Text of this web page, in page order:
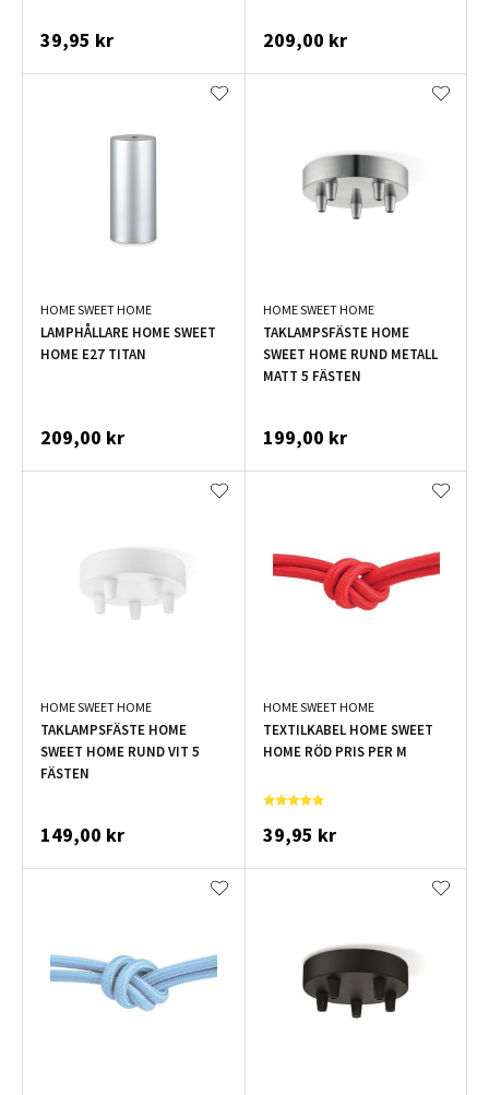
39,95 kr 209,00 kr
HOME SWEET HOME
LAMPHÅLLARE HOME SWEET
HOME E27 TITAN
209,00 kr
HOME SWEET HOME
TAKLAMPSFÄSTE HOME
SWEET HOME RUND METALL
MATT 5 FÄSTEN
199,00 kr
HOME SWEET HOME
TAKLAMPSFÄSTE HOME
SWEET HOME RUND VIT 5
FÄSTEN
149,00 kr
HOME SWEET HOME
TEXTILKABEL HOME SWEET
HOME RÖD PRIS PER M
39,95 kr